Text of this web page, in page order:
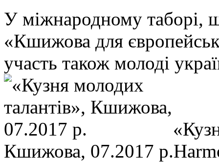
У міжнародному таборі,
«Кшижова для
участь також молоді
Кшижова, 07.2017 р.